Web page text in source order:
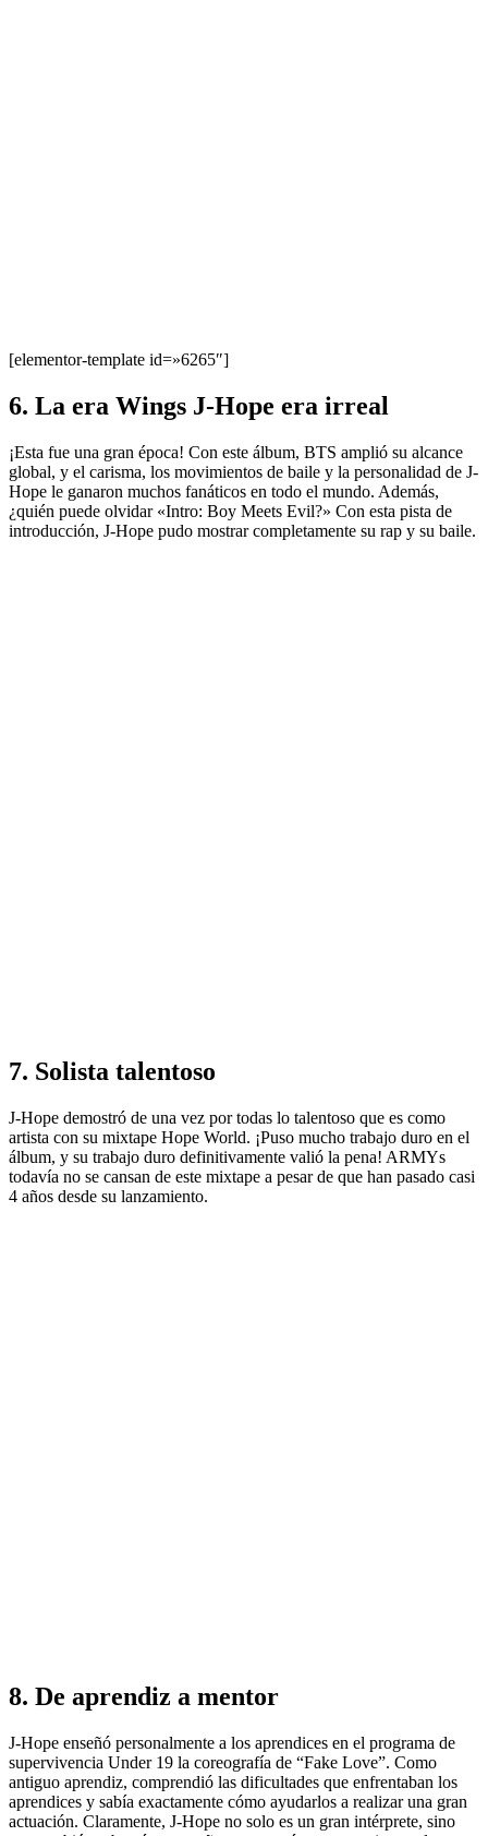
[elementor-template id=»6265″]
6. La era Wings J-Hope era irreal
¡Esta fue una gran época! Con este álbum, BTS amplió su alcance
global, y el carisma, los movimientos de baile y la personalidad de J-
Hope le ganaron muchos fanáticos en todo el mundo. Además,
¿quién puede olvidar «Intro: Boy Meets Evil?» Con esta pista de
introducción, J-Hope pudo mostrar completamente su rap y su baile.
7. Solista talentoso
J-Hope demostró de una vez por todas lo talentoso que es como
artista con su mixtape Hope World. ¡Puso mucho trabajo duro en el
álbum, y su trabajo duro definitivamente valió la pena! ARMYs
todavía no se cansan de este mixtape a pesar de que han pasado casi
4 años desde su lanzamiento.
8. De aprendiz a mentor
J-Hope enseñó personalmente a los aprendices en el programa de
supervivencia Under 19 la coreografía de “Fake Love”. Como
antiguo aprendiz, comprendió las dificultades que enfrentaban los
aprendices y sabía exactamente cómo ayudarlos a realizar una gran
actuación. Claramente, J-Hope no solo es un gran intérprete, sino